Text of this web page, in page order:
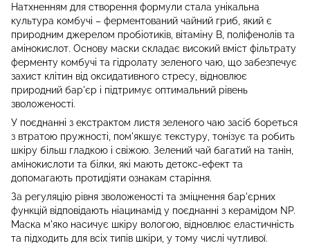
Натхненням для створення формули стала унікальна
культура комбучі – ферментований чайний гриб, який є
природним джерелом пробіотиків, вітаміну B, поліфенолів та
амінокислот. Основу маски складає високий вміст фільтрату
ферменту комбучі та гідролату зеленого чаю, що забезпечує
захист клітин від оксидативного стресу, відновлює
природний бар'єр і підтримує оптимальний рівень
зволоженості.
У поєднанні з екстрактом листя зеленого чаю засіб бореться
з втратою пружності, пом'якшує текстуру, тонізує та робить
шкіру більш гладкою і свіжою. Зелений чай багатий на танін,
амінокислоти та білки, які мають детокс-ефект та
допомагають протидіяти ознакам старіння.
За регуляцію рівня зволоженості та зміцнення бар'єрних
функцій відповідають ніацинамід у поєднанні з керамідом NP.
Маска м'яко насичує шкіру вологою, відновлює еластичність
та підходить для всіх типів шкіри, у тому числі чутливої.